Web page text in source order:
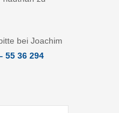
bei Joachim
55 36 294